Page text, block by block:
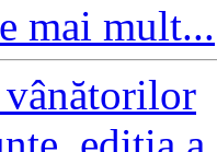
mai mult...